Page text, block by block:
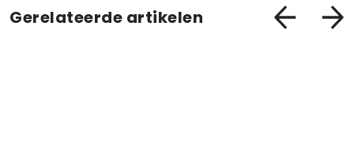
Gerelateerde artikelen